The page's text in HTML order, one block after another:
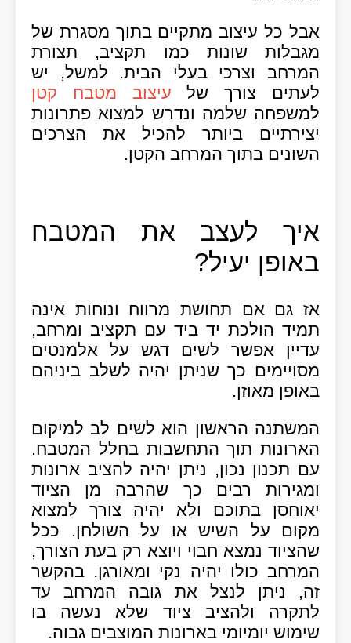
אבל כל עיצוב מתקיים בתוך מסגרת של
מגבלות שונות כמו תקציב, תצורת
המרחב וצרכי בעלי הבית. למשל, יש
לעתים צורך של עיצוב מטבח קטן
למשפחה שלמה ונדרש למצוא פתרונות
יצירתיים ביותר להכיל את הצרכים
השונים בתוך המרחב הקטן.
איך לעצב את המטבח
באופן יעיל?
אז גם אם תחושת מרווח ונוחות אינה
תמיד הולכת יד ביד עם תקציב ומרחב,
עדיין אפשר לשים דגש על אלמנטים
מסויימים כך שניתן יהיה לשלב ביניהם
באופן מאוזן.
המשתנה הראשון הוא לשים לב למיקום
הארונות תוך התחשבות בחלל המטבח.
עם תכנון נכון, ניתן יהיה להציב ארונות
ומגירות רבים כך שהרבה מן הציוד
יאוחסן בתוכם ולא יהיה צורך למצוא
מקום על השיש או על השולחן. ככל
שהציוד נמצא חבוי ויוצא רק בעת הצורך,
המרחב כולו יהיה נקי ומאורגן. בהקשר
זה, ניתן לנצל את גובה המרחב עד
לתקרה ולהציב ציוד שלא נעשה בו
שימוש יומיומי בארונות המוצבים גבוה.